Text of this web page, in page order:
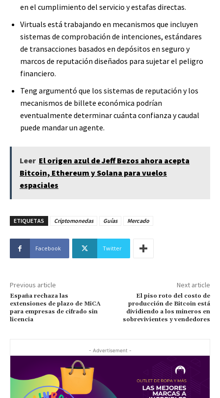
en el cumplimiento del servicio y estafas directas.
Virtuals está trabajando en mecanismos que incluyen
sistemas de comprobación de intenciones, estándares
de transacciones basados ​​en depósitos en seguro y
marcos de reputación diseñados para sujetar el peligro
financiero.
Teng argumentó que los sistemas de reputación y los
mecanismos de billete económica podrían
eventualmente determinar cuánta confianza y caudal
puede mandar un agente.
Leer El origen azul de Jeff Bezos ahora acepta
Bitcoin, Ethereum y Solana para vuelos
espaciales
ETIQUETAS Criptomonedas Guías Mercado
Facebook Twitter
Previous article
España rechaza las
extensiones de plazo de MiCA
para empresas de cifrado sin
licencia
Next article
El piso roto del costo de
producción de Bitcoin está
dividiendo a los mineros en
sobrevivientes y vendedores
- Advertisement -